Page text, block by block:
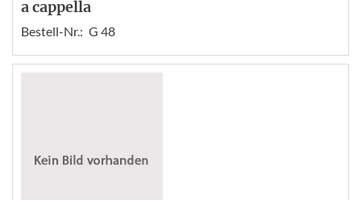
a cappella
Bestell-Nr.: G 48